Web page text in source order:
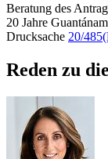
Beratung des
20 Jahre
Drucksache 20/485
Reden zu